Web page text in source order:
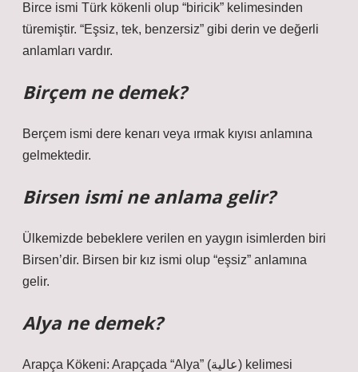
Birce ismi Türk kökenli olup “biricik” kelimesinden
türemiştir. “Eşsiz, tek, benzersiz” gibi derin ve değerli
anlamları vardır.
Birçem ne demek?
Berçem ismi dere kenarı veya ırmak kıyısı anlamına
gelmektedir.
Birsen ismi ne anlama gelir?
Ülkemizde bebeklere verilen en yaygın isimlerden biri
Birsen’dir. Birsen bir kız ismi olup “eşsiz” anlamına
gelir.
Alya ne demek?
Arapça Kökeni: Arapçada “Alya” (عالية) kelimesi